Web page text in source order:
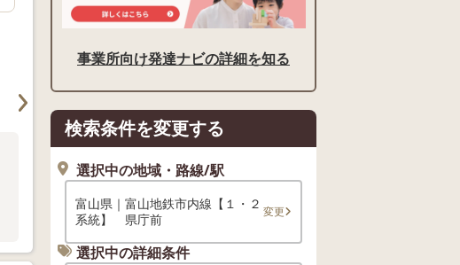
事業所向け発達ナビの詳細を知る
検索条件を変更する
選択中の地域・路線/駅
富山県｜富山地鉄市内線【１・２
系統】 県庁前
変更
選択中の詳細条件